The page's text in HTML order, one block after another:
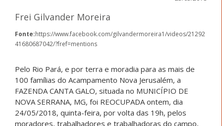
Frei Gilvander Moreira
Fonte:https://www.facebook.com/gilvandermoreira1/videos/21292
41680687042/?fref=mentions
Pelo Rio Pará, e por terra e moradia para as mais de
100 famílias do Acampamento Nova Jerusalém, a
FAZENDA CANTA GALO, situada no MUNICÍPIO DE
NOVA SERRANA, MG, foi REOCUPADA ontem, dia
24/05/2018, quinta-feira, por volta das 19h, pelos
moradores, trabalhadores e trabalhadoras do campo,